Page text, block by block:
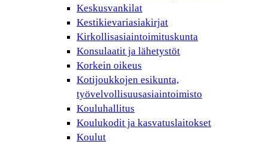
Keskusvankilat
Kestikievariasiakirjat
Kirkollisasiaintoimituskunta
Konsulaatit ja lähetystöt
Korkein oikeus
Kotijoukkojen esikunta,
työvelvollisuusasiaintoimisto
Kouluhallitus
Koulukodit ja kasvatuslaitokset
Koulut